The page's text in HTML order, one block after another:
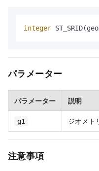
integer
パラメーター
パラメーター 説明
g1 ジオメト
注意事項